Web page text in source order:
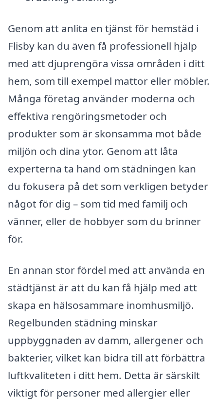
Genom att anlita en tjänst för hemstäd i
Flisby kan du även få professionell hjälp
med att djuprengöra vissa områden i ditt
hem, som till exempel mattor eller möbler.
Många företag använder moderna och
effektiva rengöringsmetoder och
produkter som är skonsamma mot både
miljön och dina ytor. Genom att låta
experterna ta hand om städningen kan
du fokusera på det som verkligen betyder
något för dig – som tid med familj och
vänner, eller de hobbyer som du brinner
för.
En annan stor fördel med att använda en
städtjänst är att du kan få hjälp med att
skapa en hälsosammare inomhusmiljö.
Regelbunden städning minskar
uppbyggnaden av damm, allergener och
bakterier, vilket kan bidra till att förbättra
luftkvaliteten i ditt hem. Detta är särskilt
viktigt för personer med allergier eller